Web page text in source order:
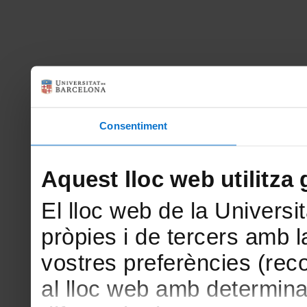
Consentiment
Aquest lloc web utilitza
El lloc web de la
pròpies i de tercers amb
vostres preferències
al lloc web amb